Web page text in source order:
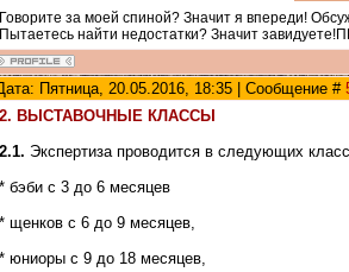
Говорите за моей спиной? Значит я впереди!
Пытаетесь найти недостатки? Значит
Пятница, 20.05.2016, 18:35 | Сообщение #
2. ВЫСТАВОЧНЫЕ КЛАССЫ
2.1. Экспертиза проводится в следующих
* бэби с 3 до 6 месяцев
* щенков с 6 до 9 месяцев,
* юниоры с 9 до 18 месяцев,